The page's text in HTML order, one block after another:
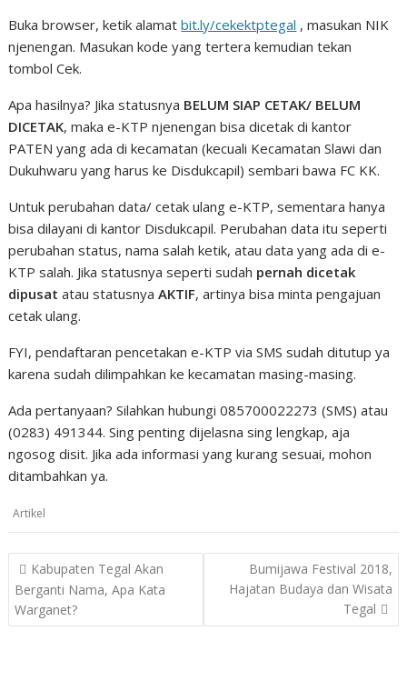
Buka browser, ketik alamatbit.ly/cekektptegal , masukan NIK
njenengan. Masukan kode yang tertera kemudian tekan
tombol Cek.
Apa hasilnya? Jika statusnya BELUM SIAP CETAK/ BELUM
DICETAK, maka e-KTP njenengan bisa dicetak di kantor
PATEN yang ada di kecamatan (kecuali Kecamatan Slawi dan
Dukuhwaru yang harus ke Disdukcapil) sembari bawa FC KK.
Untuk perubahan data/ cetak ulang e-KTP, sementara hanya
bisa dilayani di kantor Disdukcapil. Perubahan data itu seperti
perubahan status, nama salah ketik, atau data yang ada di e-
KTP salah. Jika statusnya seperti sudah pernah dicetak
dipusat atau statusnyaAKTIF, artinya bisa minta pengajuan
cetak ulang.
FYI, pendaftaran pencetakan e-KTP via SMS sudah ditutup ya
karena sudah dilimpahkan ke kecamatan masing-masing.
Ada pertanyaan? Silahkan hubungi 085700022273 (SMS) atau
(0283) 491344. Sing penting dijelasna sing lengkap, aja
ngosog disit. Jika ada informasi yang kurang sesuai, mohon
ditambahkan ya.
Artikel
Post
navigation
Kabupaten Tegal Akan
Berganti Nama, Apa Kata
Warganet?
Bumijawa Festival 2018,
Hajatan Budaya dan Wisata
Tegal